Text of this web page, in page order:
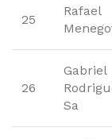
25
Rafael
26
Gabriel
Sa